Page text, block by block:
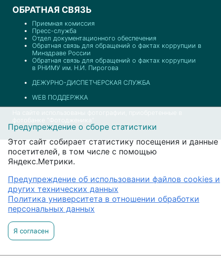
ОБРАТНАЯ СВЯЗЬ
Приемная комиссия
Пресс-служба
Отдел документационного обеспечения
Обратная связь для обращений о фактах коррупции в
Минздраве России
Обратная связь для обращений о фактах коррупции
в РНИМУ им. Н.И. Пирогова
ДЕЖУРНО-ДИСПЕТЧЕРСКАЯ СЛУЖБА
WEB ПОДДЕРЖКА
На сайте использованы фотографии, приобретенные в
фотобанке "Фотодженика"
Предупреждение о сборе статистики
Этот сайт собирает статистику посещения и данные
посетителей, в том числе с помощью
Яндекс.Метрики.
Предупреждение об использовании файлов cookies и
других технических данных
Политика университета в отношении обработки
персональных данных
Я согласен